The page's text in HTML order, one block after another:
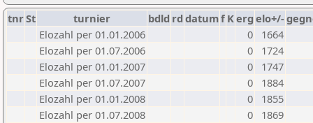
tnrSt turnier bdld rd datumf Kerg elo+/-
Elozahl per 01.01.2006
0
1664
Elozahl per 01.07.2006
0
1724
Elozahl per 01.01.2007
0
1747
Elozahl per 01.07.2007
0
1884
Elozahl per 01.01.2008
0
1855
Elozahl per 01.07.2008
0
1869